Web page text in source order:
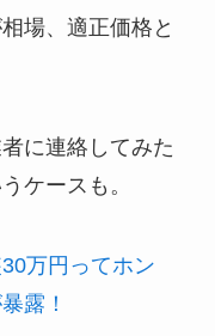
場、適正価格と
に連絡してみた
ケースも。
万円ってホン
露！